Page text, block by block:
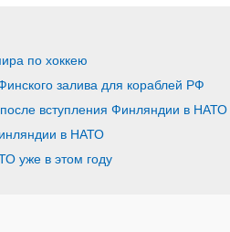
по хоккею
залива для кораблей РФ
вступления Финляндии в НАТО
в НАТО
уже в этом году